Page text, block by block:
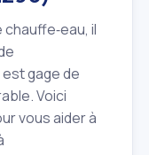
il
gage de
Voici
vous aider à